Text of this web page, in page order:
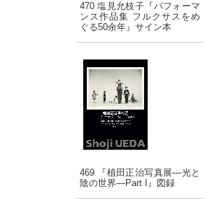
470 塩見允枝子『パフォーマ
ンス作品集 フルクサスをめ
ぐる50余年』サイン本
469 『植田正治写真展―光と
陰の世界―Part I』図録